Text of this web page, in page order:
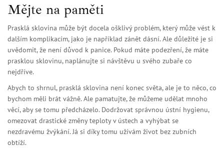
Mějte na paměti
Prasklá sklovina může být docela ošklivý problém, který může vést k
dalším komplikacím, jako je například zánět dásní. Ale důležité je si
uvědomit, že není důvod k panice. Pokud máte podezření, že máte
prasklou sklovinu, naplánujte si návštěvu u svého zubaře co
nejdříve.
Abych to shrnul, prasklá sklovina není konec světa, ale je to něco, co
bychom měli brát vážně. Ale pamatujte, že můžeme udělat mnoho
věcí, aby se tomu předcházelo. Dodržovat správnou ústní hygienu,
omezovat drastické změny teploty v ústech a vyhýbat se
nezdravému žvýkání. Já si díky tomu užívám život bez zubních
obtíží.